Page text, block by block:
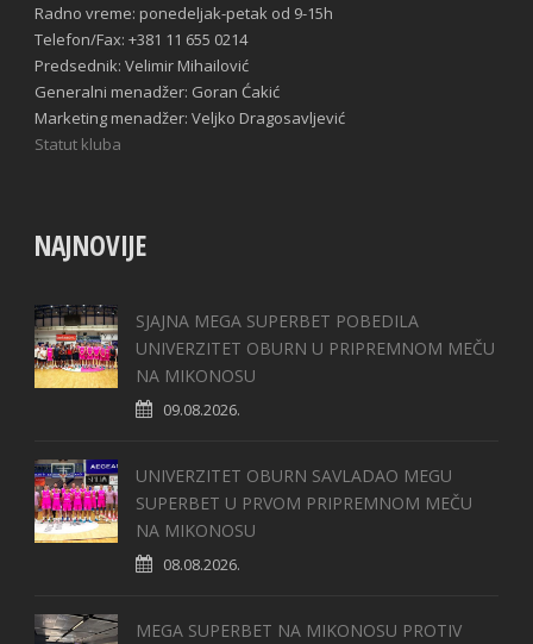
Radno vreme: ponedeljak-petak od 9-15h
Telefon/Fax: +381 11 655 0214
Predsednik: Velimir Mihailović
Generalni menadžer: Goran Ćakić
Marketing menadžer: Veljko Dragosavljević
Statut kluba
NAJNOVIJE
SJAJNA MEGA SUPERBET POBEDILA
UNIVERZITET OBURN U PRIPREMNOM MEČU
NA MIKONOSU
09.08.2026.
UNIVERZITET OBURN SAVLADAO MEGU
SUPERBET U PRVOM PRIPREMNOM MEČU
NA MIKONOSU
08.08.2026.
MEGA SUPERBET NA MIKONOSU PROTIV